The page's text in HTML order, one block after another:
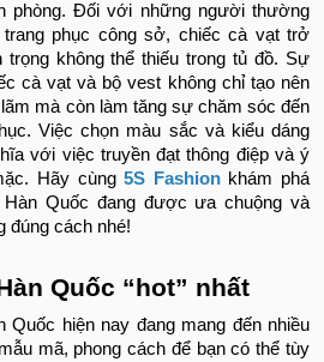
phòng. Đối với những người thường
phục công sở, chiếc cà vạt trở
trọng không thể thiếu trong tủ đồ. Sự
cà vạt và bộ vest không chỉ tạo nên
mà còn làm tăng sự chăm sóc đến
Việc chọn màu sắc và kiểu dáng
với việc truyền đạt thông điệp và ý
Hãy cùng5S Fashionkhám phá
Quốc đang được ưa chuộng và
đúng cách nhé!
Quốc “hot” nhất
hiện nay đang mang đến nhiều
mã, phong cách để bạn có thể tùy